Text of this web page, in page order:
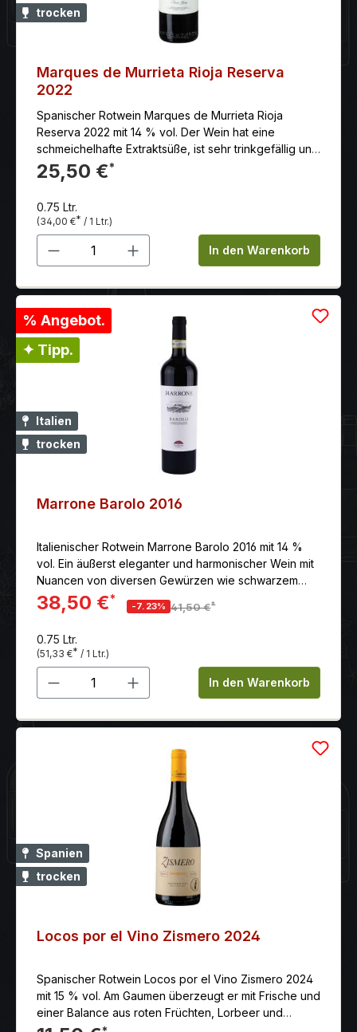
trocken
Marques de Murrieta Rioja Reserva
2022
Spanischer Rotwein Marques de Murrieta Rioja
Reserva 2022 mit 14 % vol. Der Wein hat eine
schmeichelhafte Extraktsüße, ist sehr trinkgefällig und
hat einen langen und süßen Abgang.
25,50 €*
0.75 Ltr.
(34,00 €* / 1 Ltr.)
Produkt Anzahl: Gib denIn den Warenkorb
% Angebot.
✦ Tipp.
Italien
trocken
Marrone Barolo 2016
Italienischer Rotwein Marrone Barolo 2016 mit 14 %
vol. Ein äußerst eleganter und harmonischer Wein mit
Nuancen von diversen Gewürzen wie schwarzem
Pfeffer und Trüffel.
38,50 €*
-7.23% 41,50 €*
0.75 Ltr.
(51,33 €* / 1 Ltr.)
Produkt Anzahl: Gib denIn den Warenkorb
Spanien
trocken
Locos por el Vino Zismero 2024
Spanischer Rotwein Locos por el Vino Zismero 2024
mit 15 % vol. Am Gaumen überzeugt er mit Frische und
einer Balance aus roten Früchten, Lorbeer und
dezenten Röstaromen. Der Nachgeschmack ist